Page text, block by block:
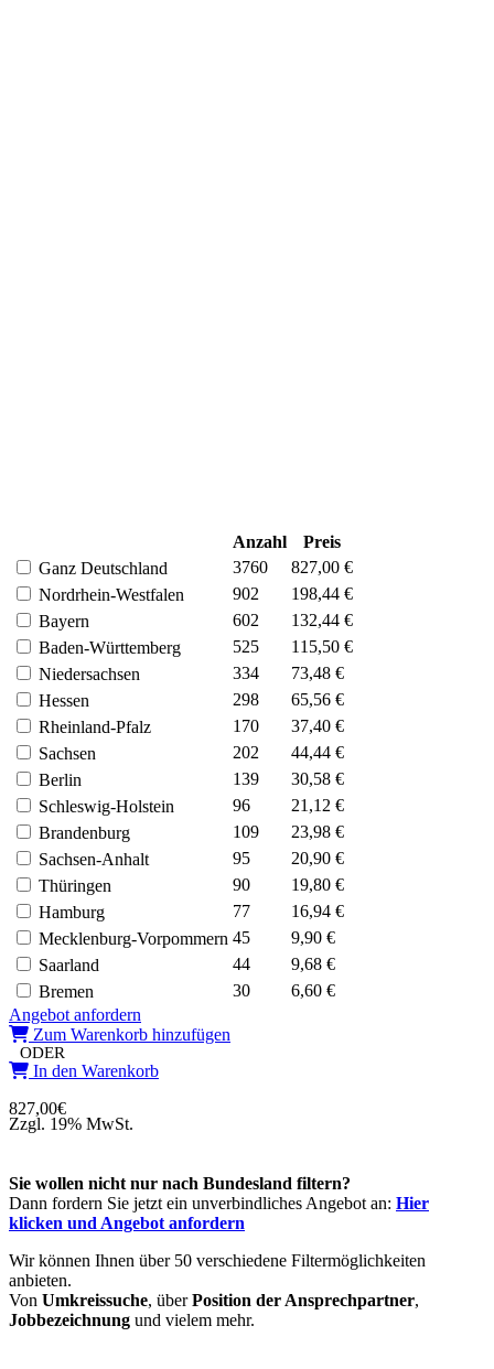
Anzahl
Preis
Ganz Deutschland
3760
827,00 €
Nordrhein-Westfalen
902
198,44 €
Bayern
602
132,44 €
Baden-Württemberg
525
115,50 €
Niedersachsen
334
73,48 €
Hessen
298
65,56 €
Rheinland-Pfalz
170
37,40 €
Sachsen
202
44,44 €
Berlin
139
30,58 €
Schleswig-Holstein
96
21,12 €
Brandenburg
109
23,98 €
Sachsen-Anhalt
95
20,90 €
Thüringen
90
19,80 €
Hamburg
77
16,94 €
Mecklenburg-Vorpommern 45
9,90 €
Saarland
44
9,68 €
Bremen
30
6,60 €
Angebot anfordern
Zum Warenkorb hinzufügen
ODER
In den Warenkorb
827,00€
Zzgl. 19% MwSt.
Sie wollen nicht nur nach Bundesland filtern?
Dann fordern Sie jetzt ein unverbindliches Angebot an: Hier
klicken und Angebot anfordern
Wir können Ihnen über 50 verschiedene Filtermöglichkeiten
anbieten.
Von Umkreissuche, überPosition der Ansprechpartner,
Jobbezeichnung und vielem mehr.